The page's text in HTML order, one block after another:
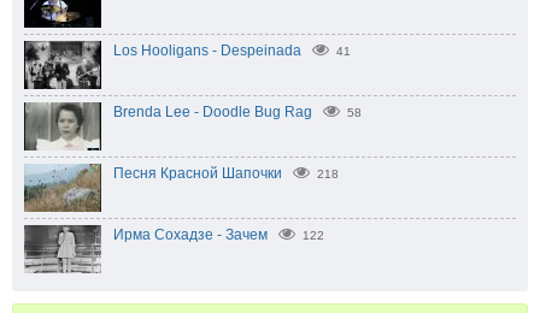
Los Hooligans - Despeinada 41
Brenda Lee - Doodle Bug Rag 58
Песня Красной Шапочки 218
Ирма Сохадзе - Зачем 122